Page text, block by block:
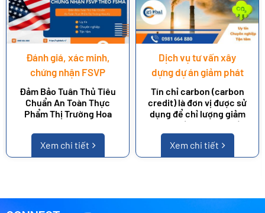
Đánh giá, xác minh,
chứng nhận FSVP
Đảm Bảo Tuân Thủ Tiêu
Chuẩn An Toàn Thực
Phẩm Thị Trường Hoa
Xem chi tiết
Dịch vụ tư vấn xây
dựng dự án giảm phát
thải/loại bỏ, tăng
cường hấp thụ khí nhà
kính - Tín chỉ Carbon
Tín chỉ carbon (carbon
credit) là đơn vị được sử
dụng để chỉ lượng giảm
phát thải hoặc loại bỏ
khí nhà kính (tính theo
tấn CO2tđ) từ hoạt động
của các dự án khí nhà
Xem chi tiết